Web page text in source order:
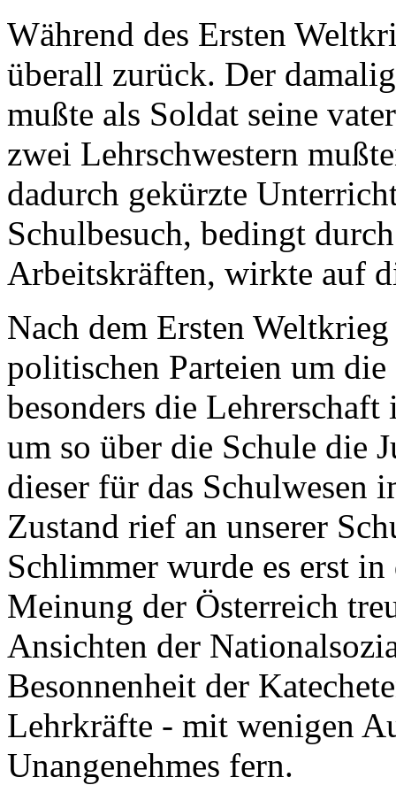
Während des Ersten
überall zurück. Der
mußte als Soldat seine
zwei Lehrschwestern
dadurch gekürzte
Schulbesuch, bedingt
Arbeitskräften, wirkte auf
Nach dem Ersten
politischen Parteien um
besonders die
um so über die Schule die
dieser für das Schulwesen
Zustand rief an unserer
Schlimmer wurde es erst
Meinung der Österreich
Ansichten der
Besonnenheit der
Lehrkräfte - mit wenigen
Unangenehmes fern.